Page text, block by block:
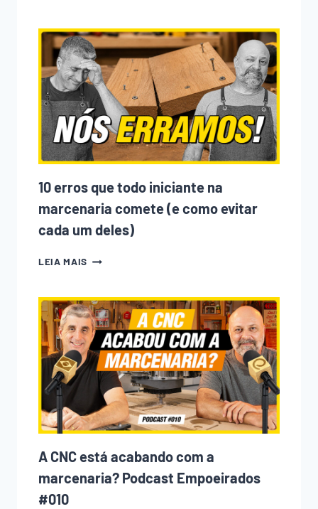
TANTA
GENTE
ENTRANDO
NA
MARCENARIA?
ENTENDA
O
QUE
MUDOU
NOS
ÚLTIMOS
10 erros que todo iniciante na
marcenaria comete (e como evitar
cada um deles)
LEIA MAIS 10
TODO
INICIANTE
NA
MARCENARIA
COMETE
(E
COMO
EVITAR
CADA
UM
DELES)
A CNC está acabando com a
marcenaria? Podcast Empoeirados
#010